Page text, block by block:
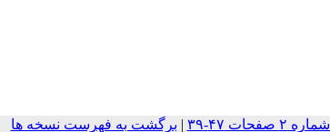
| برگشت به فهرست نسخه ها